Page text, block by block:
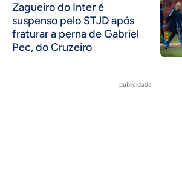
Zagueiro do Inter é
suspenso pelo STJD após
fraturar a perna de Gabriel
Pec, do Cruzeiro
publicidade